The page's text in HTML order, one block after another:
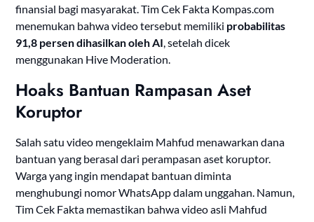
finansial bagi masyarakat. Tim Cek Fakta Kompas.com
menemukan bahwa video tersebut memiliki probabilitas
91,8 persen dihasilkan oleh AI , setelah dicek
menggunakan Hive Moderation.
Hoaks Bantuan Rampasan Aset
Koruptor
Salah satu video mengeklaim Mahfud menawarkan dana
bantuan yang berasal dari perampasan aset koruptor.
Warga yang ingin mendapat bantuan diminta
menghubungi nomor WhatsApp dalam unggahan. Namun,
Tim Cek Fakta memastikan bahwa video asli Mahfud